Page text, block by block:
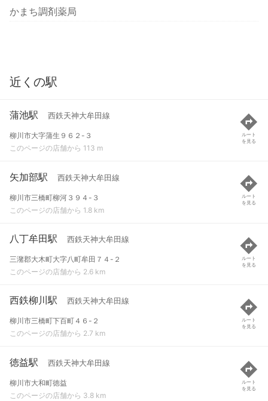
かまち調剤薬局
近くの駅
蒲池駅 西鉄天神大牟田線
柳川市大字蒲生９６２-３
このページの店舗から 113 m
ルート
を見る
矢加部駅 西鉄天神大牟田線
柳川市三橋町柳河３９４-３
このページの店舗から 1.8 km
ルート
を見る
八丁牟田駅 西鉄天神大牟田線
三潴郡大木町大字八町牟田７４-２
このページの店舗から 2.6 km
ルート
を見る
西鉄柳川駅 西鉄天神大牟田線
柳川市三橋町下百町４６-２
このページの店舗から 2.7 km
ルート
を見る
徳益駅 西鉄天神大牟田線
柳川市大和町徳益
このページの店舗から 3.8 km
ルート
を見る